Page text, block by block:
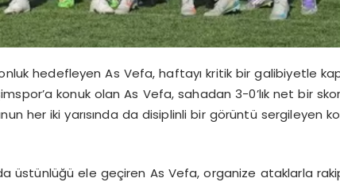
hedefleyen As Vefa, haftayı kritik bir galibiyetle
konuk olan As Vefa, sahadan 3-0’lık net bir
her iki yarısında da disiplinli bir görüntü sergileyen
üstünlüğü ele geçiren As Vefa, organize ataklarla